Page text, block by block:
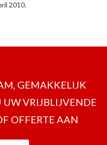
2010.
GEMAKKELIJK
VRIJBLIJVENDE
OFFERTE AAN